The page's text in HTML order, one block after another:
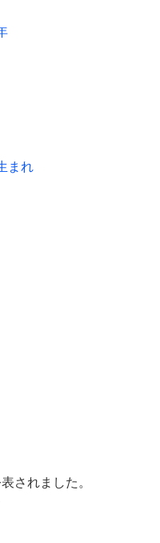
まれ
されました。